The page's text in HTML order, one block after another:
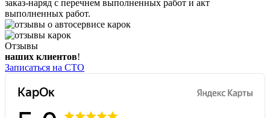
заказ-наряд с перечнем выполненных работ и акт
выполненных работ.
Отзывы
наших клиентов!
Записаться на СТО